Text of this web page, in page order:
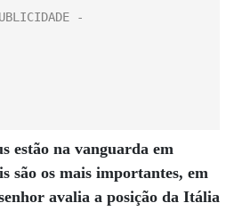
estão na vanguarda em
são os mais importantes, em
avalia a posição da Itália